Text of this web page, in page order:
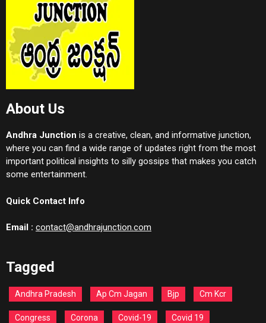
About Us
Andhra Junction is a creative, clean, and informative junction,
where you can find a wide range of updates right from the most
important political insights to silly gossips that makes you catch
some entertainment.
Quick Contact Info
Email : contact@andhrajunction.com
Tagged
Andhra Pradesh Ap Cm Jagan Bjp Cm Kcr
Congress Corona Covid-19 Covid 19